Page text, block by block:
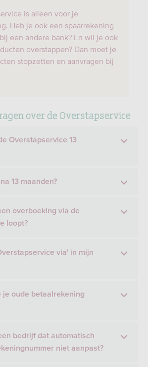
is alleen voor je
Heb je ook een spaarrekening
een andere bank? En wil je ook
overstappen? Dan moet je
stopzetten en aanvragen bij
over de Overstapservice
Overstapservice 13
13 maanden?
overboeking via de
loopt?
via' in mijn
je oude betaalrekening
bedrijf dat automatisch
niet aanpast?